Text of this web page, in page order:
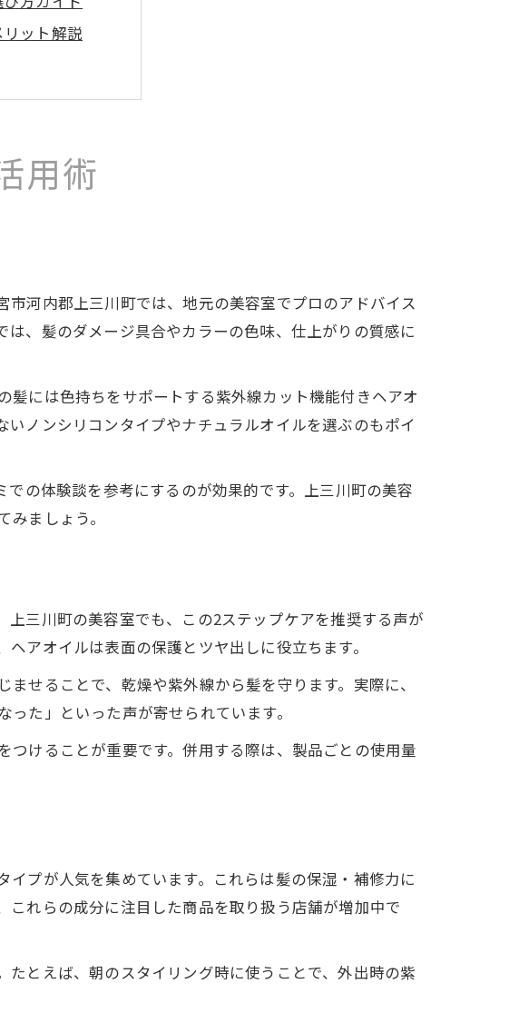
ット解説
まとめ
用法
トメント
ア事情
さの秘密
を徹底分析
法
実現
用ポイント
ア法
指す
リートメント
人気の秘訣
トを紹介
最新情報
用術
河内郡上三川町では、地元の美容室でプロのアドバイス
、髪のダメージ具合やカラーの色味、仕上がりの質感に
には色持ちをサポートする紫外線カット機能付きヘアオ
ノンシリコンタイプやナチュラルオイルを選ぶのもポイ
の体験談を参考にするのが効果的です。上三川町の美容
ましょう。
三川町の美容室でも、この2ステップケアを推奨する声が
アオイルは表面の保護とツヤ出しに役立ちます。
せることで、乾燥や紫外線から髪を守ります。実際に、
た」といった声が寄せられています。
けることが重要です。併用する際は、製品ごとの使用量
プが人気を集めています。これらは髪の保湿・補修力に
れらの成分に注目した商品を取り扱う店舗が増加中で
とえば、朝のスタイリング時に使うことで、外出時の紫